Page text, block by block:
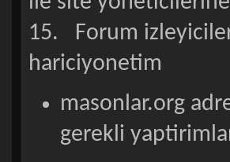
15. Forum
hariciyonetim
masonlar.org
gerekli